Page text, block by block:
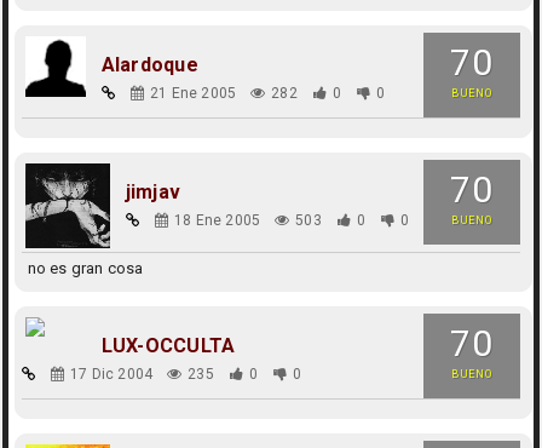
70
BUENO
Alardoque
21 Ene 2005 282 0 0
70
BUENO
jimjav
18 Ene 2005 503 0 0
no es gran cosa
70
BUENO
LUX-OCCULTA
17 Dic 2004 235 0 0